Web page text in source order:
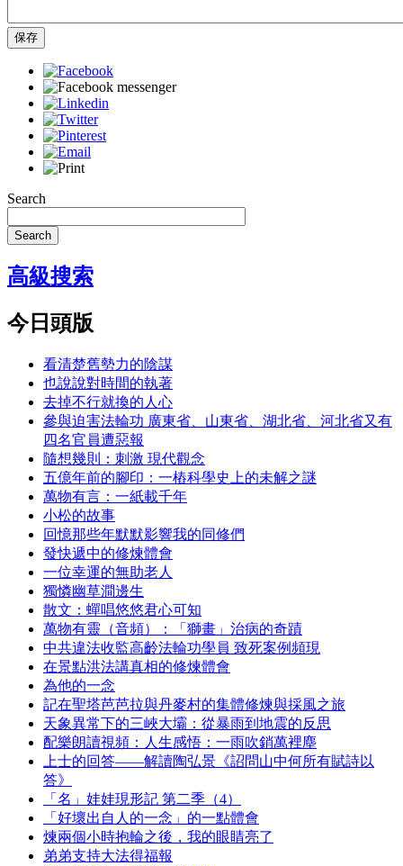
保存
Search
Search
高級搜索
今日頭版
看清楚舊勢力的陰謀
也說說對時間的執著
去掉不行就換的人心
參與迫害法輪功 廣東省、山東省、湖北省、河北省又有
四名官員遭惡報
隨想幾則：刺激 現代觀念
五億年前的腳印：一樁科學史上的未解之謎
萬物有言：一紙載千年
小松的故事
回憶那些年默默影響我的同修們
發快遞中的修煉體會
一位幸運的無助老人
獨憐幽草澗邊生
散文：蟬唱悠悠君心可知
萬物有靈（音頻）：「獅畫」治病的奇蹟
中共違法收監高齡法輪功學員 致死案例頻現
在景點洪法講真相的修煉體會
為他的一念
記在聖塔芭芭拉與丹麥村的集體修煉與採風之旅
天象異常下的三峽大壩：從暴雨到地震的反思
配樂朗讀視頻：人生感悟：一雨吹銷萬裡塵
上士的回答——解讀陶弘景《詔問山中何所有賦詩以
答》
「名」娃娃現形記 第二季（4）
「好壞出自人的一念」的一點體會
煉兩個小時抱輪之後，我的眼睛亮了
弟弟支持大法得福報